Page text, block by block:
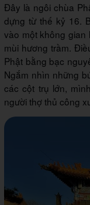
Đây là ngôi chùa
dựng từ thế kỷ 16.
vào một không
mùi hương trầm.
Phật bằng bạc
Ngắm nhìn những
các cột trụ lớn,
người thợ thủ công